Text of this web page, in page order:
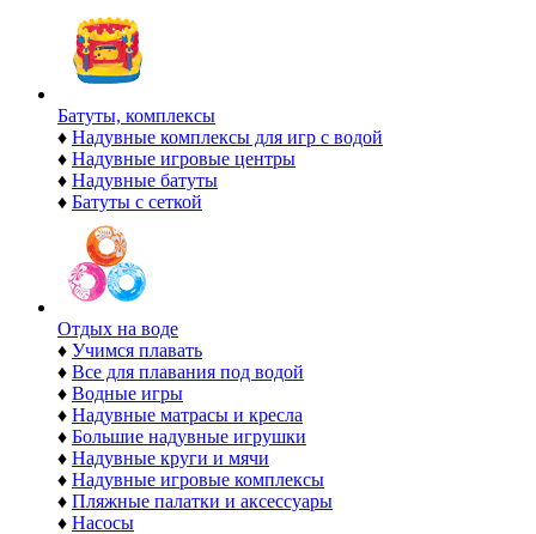
Батуты, комплексы
♦ Надувные комплексы для игр с водой
♦ Надувные игровые центры
♦ Надувные батуты
♦ Батуты с сеткой
Отдых на воде
♦ Учимся плавать
♦ Все для плавания под водой
♦ Водные игры
♦ Надувные матрасы и кресла
♦ Большие надувные игрушки
♦ Надувные круги и мячи
♦ Надувные игровые комплексы
♦ Пляжные палатки и аксессуары
♦ Насосы